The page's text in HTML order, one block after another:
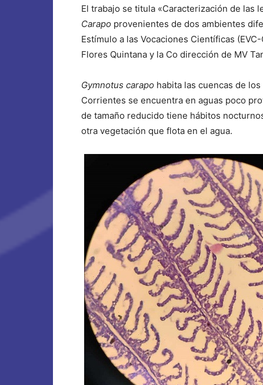
El trabajo se titula «Caracterización de las
Carapo provenientes de dos ambientes
Estímulo a las Vocaciones Científicas
Flores Quintana y la Co dirección de MV
Gymnotus carapo habita las cuencas de
Corrientes se encuentra en aguas poco
de tamaño reducido tiene hábitos
otra vegetación que flota en el agua.